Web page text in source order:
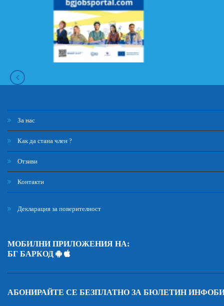
За нас
Как да стана член ?
Отзиви
Контакти
Декларация за поверителност
МОБИЛНИ ПРИЛОЖЕНИЯ НА:
БГ БАРКОД
АБОНИРАЙТЕ СЕ БЕЗПЛАТНО ЗА БЮЛЕТИН